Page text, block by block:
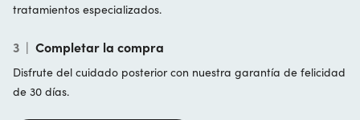
tratamientos especializados.
3 | Completar la compra
Disfrute del cuidado posterior con nuestra garantía de felicidad
de 30 días.